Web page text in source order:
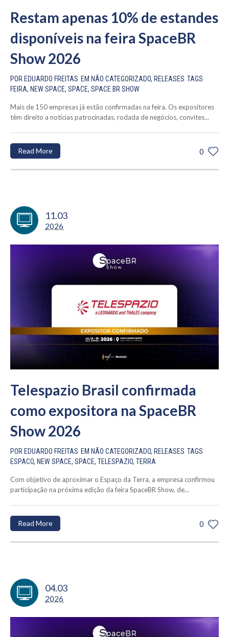
Restam apenas 10% de estandes
disponíveis na feira SpaceBR
Show 2026
POR EDUARDO FREITAS EM NÃO CATEGORIZADO, RELEASES TAGS
FEIRA, NEW SPACE, SPACE, SPACE BR SHOW
Mais de 150 empresas já estão confirmadas na feira. Os expositores
têm direito a notícias patrocinadas, rodada de negócios, convites...
0
Read More
11.03
2026
Telespazio Brasil confirmada
como expositora na SpaceBR
Show 2026
POR EDUARDO FREITAS EM NÃO CATEGORIZADO, RELEASES TAGS
ESPACO, NEW SPACE, SPACE, TELESPAZIO, TERRA
Com objetivo de aproximar o Espaço da Terra, a empresa confirmou
participação na próxima edição da feira SpaceBR Show, de...
0
Read More
04.03
2026